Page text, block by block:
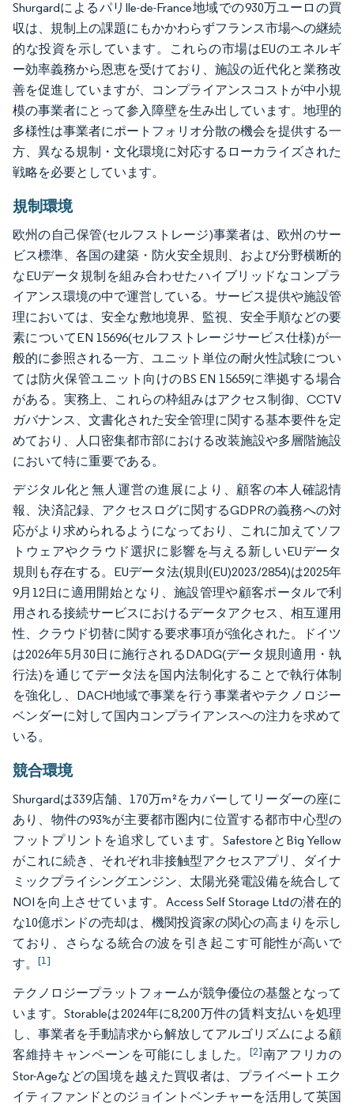
ShurgardによるパリIle-de-France地域での930万ユーロの買
収は、規制上の課題にもかかわらずフランス市場への継続
的な投資を示しています。これらの市場はEUのエネルギ
ー効率義務から恩恵を受けており、施設の近代化と業務改
善を促進していますが、コンプライアンスコストが中小規
模の事業者にとって参入障壁を生み出しています。地理的
多様性は事業者にポートフォリオ分散の機会を提供する一
方、異なる規制・文化環境に対応するローカライズされた
戦略を必要としています。
規制環境
欧州の自己保管(セルフストレージ)事業者は、欧州のサー
ビス標準、各国の建築・防火安全規則、および分野横断的
なEUデータ規制を組み合わせたハイブリッドなコンプラ
イアンス環境の中で運営している。サービス提供や施設管
理においては、安全な敷地境界、監視、安全手順などの要
素についてEN 15696(セルフストレージサービス仕様)が一
般的に参照される一方、ユニット単位の耐火性試験につい
ては防火保管ユニット向けのBS EN 15659に準拠する場合
がある。実務上、これらの枠組みはアクセス制御、CCTV
ガバナンス、文書化された安全管理に関する基本要件を定
めており、人口密集都市部における改装施設や多層階施設
において特に重要である。
デジタル化と無人運営の進展により、顧客の本人確認情
報、決済記録、アクセスログに関するGDPRの義務への対
応がより求められるようになっており、これに加えてソフ
トウェアやクラウド選択に影響を与える新しいEUデータ
規則も存在する。EUデータ法(規則(EU)2023/2854)は2025年
9月12日に適用開始となり、施設管理や顧客ポータルで利
用される接続サービスにおけるデータアクセス、相互運用
性、クラウド切替に関する要求事項が強化された。ドイツ
は2026年5月30日に施行されるDADG(データ規則適用・執
行法)を通じてデータ法を国内法制化することで執行体制
を強化し、DACH地域で事業を行う事業者やテクノロジー
ベンダーに対して国内コンプライアンスへの注力を求めて
いる。
競合環境
Shurgardは339店舗、170万m²をカバーしてリーダーの座に
あり、物件の93%が主要都市圏内に位置する都市中心型の
フットプリントを追求しています。SafestoreとBig Yellow
がこれに続き、それぞれ非接触型アクセスアプリ、ダイナ
ミックプライシングエンジン、太陽光発電設備を統合して
NOIを向上させています。Access Self Storage Ltdの潜在的
な10億ポンドの売却は、機関投資家の関心の高まりを示し
ており、さらなる統合の波を引き起こす可能性が高いで
す。 [1]
テクノロジープラットフォームが競争優位の基盤となって
います。Storableは2024年に8,200万件の賃料支払いを処理
し、事業者を手動請求から解放してアルゴリズムによる顧
客維持キャンペーンを可能にしました。 [2]南アフリカの
Stor-Ageなどの国境を越えた買収者は、プライベートエク
イティファンドとのジョイントベンチャーを活用して英国